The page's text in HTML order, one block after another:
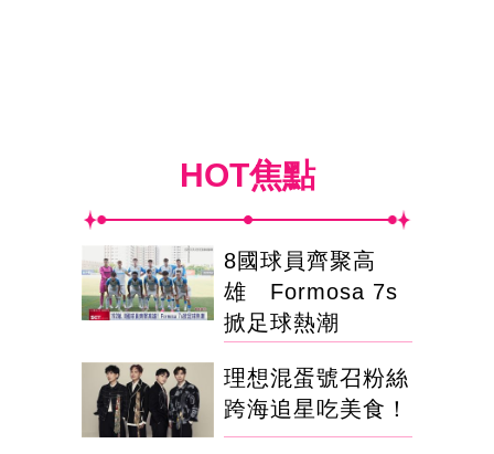
HOT焦點
8國球員齊聚高
雄 Formosa 7s
掀足球熱潮
理想混蛋號召粉絲
跨海追星吃美食！